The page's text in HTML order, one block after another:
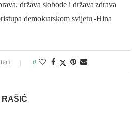
država slobode i država zdrava
demokratskom svijetu.-Hina
0
RAŠIĆ